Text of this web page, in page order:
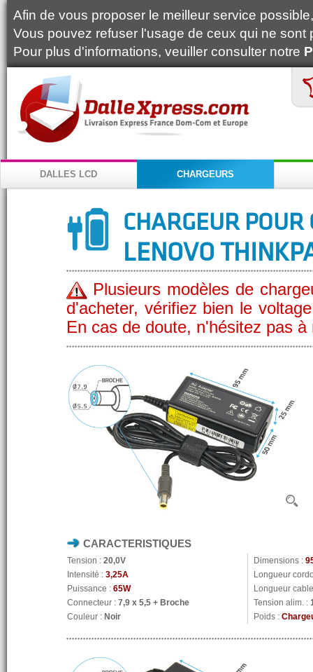
Afin de vous proposer le meilleur service
Vous pouvez refuser l'usage de ceux qui ne
Pour plus d'informations, veuiller consulter notre
DALLES LCD CHARGEURS
CHARGEUR
LENOVO
Plusieurs modèles de
d'acheter, vérifiez bien le
En cas de doute, n'hésitez pas à
CARACTERISTIQUES
Tension : 20,0V Dimensions :
Intensité : 3,25A
Longueur
Puissance : 65W
Longueur
Connecteur : 7,9 x 5,5 + Broche Tension alim. :
Couleur : Noir Poids :